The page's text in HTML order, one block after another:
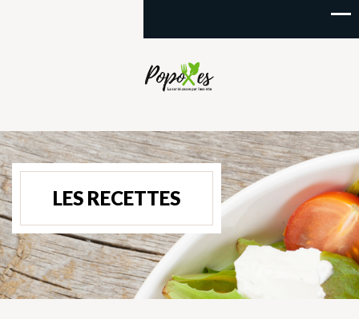
LES RECETTES